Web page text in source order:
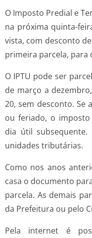
O Imposto Predial e
na próxima quinta-
vista, com desconto
primeira parcela,
O IPTU pode ser
de março a
20, sem desconto. Se
ou feriado, o
dia útil subsequente.
unidades tributárias.
Como nos anos
casa o documento
parcela. As demais
da Prefeitura ou pelo
Pela internet é